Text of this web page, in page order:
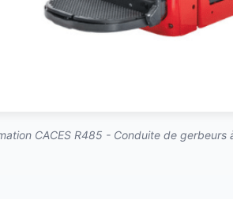
CACES R485 - Conduite de